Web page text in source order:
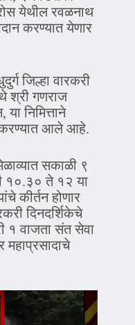
येथील रवळनाथ
करण्यात येणार
जिल्हा वारकरी
श्री गणराज
निमित्ताने
करण्यात आले आहे.
सकाळी ९
१०.३० ते १२ या
कीर्तन होणार
दिनदर्शिकेचे
१ वाजता संत सेवा
महाप्रसादाचे